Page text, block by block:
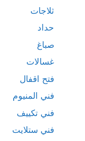
ثلاجات
حداد
صباغ
غسالات
فتح اقفال
فني المنيوم
فني تكييف
فني ستلايت